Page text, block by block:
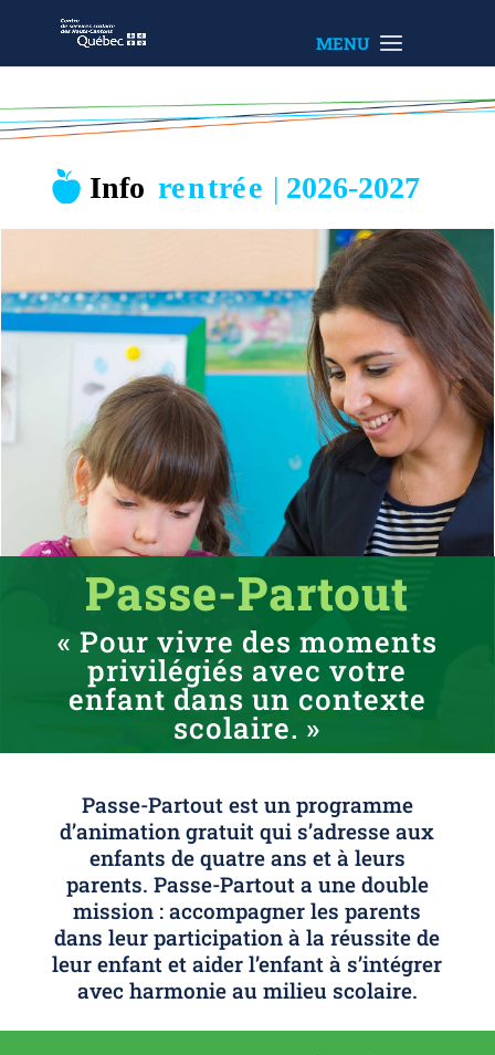
Passe-Partout
« Pour vivre des moments
privilégiés avec votre
enfant dans un contexte
scolaire. »
Passe-Partout est un programme
d’animation gratuit qui s’adresse aux
enfants de quatre ans et à leurs
parents. Passe-Partout a une double
mission : accompagner les parents
dans leur participation à la réussite de
leur enfant et aider l’enfant à s’intégrer
avec harmonie au milieu scolaire.